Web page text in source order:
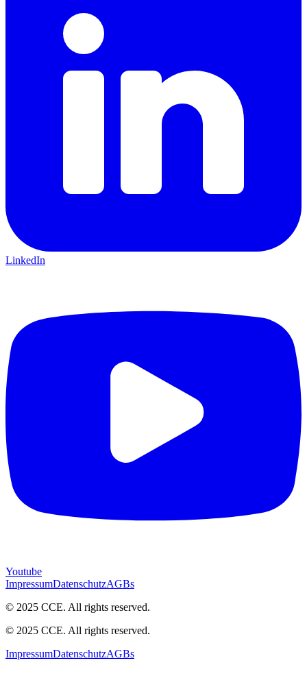
LinkedIn
Youtube
ImpressumDatenschutzAGBs
© 2025 CCE. All rights reserved.
© 2025 CCE. All rights reserved.
ImpressumDatenschutzAGBs